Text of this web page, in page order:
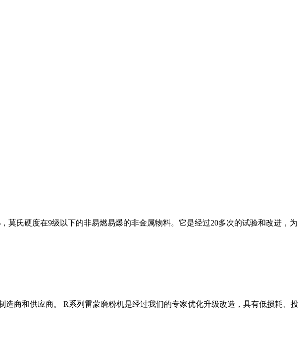
氏硬度在9级以下的非易燃易爆的非金属物料。它是经过20多次的试验和改进，为
商和供应商。 R系列雷蒙磨粉机是经过我们的专家优化升级改造，具有低损耗、投